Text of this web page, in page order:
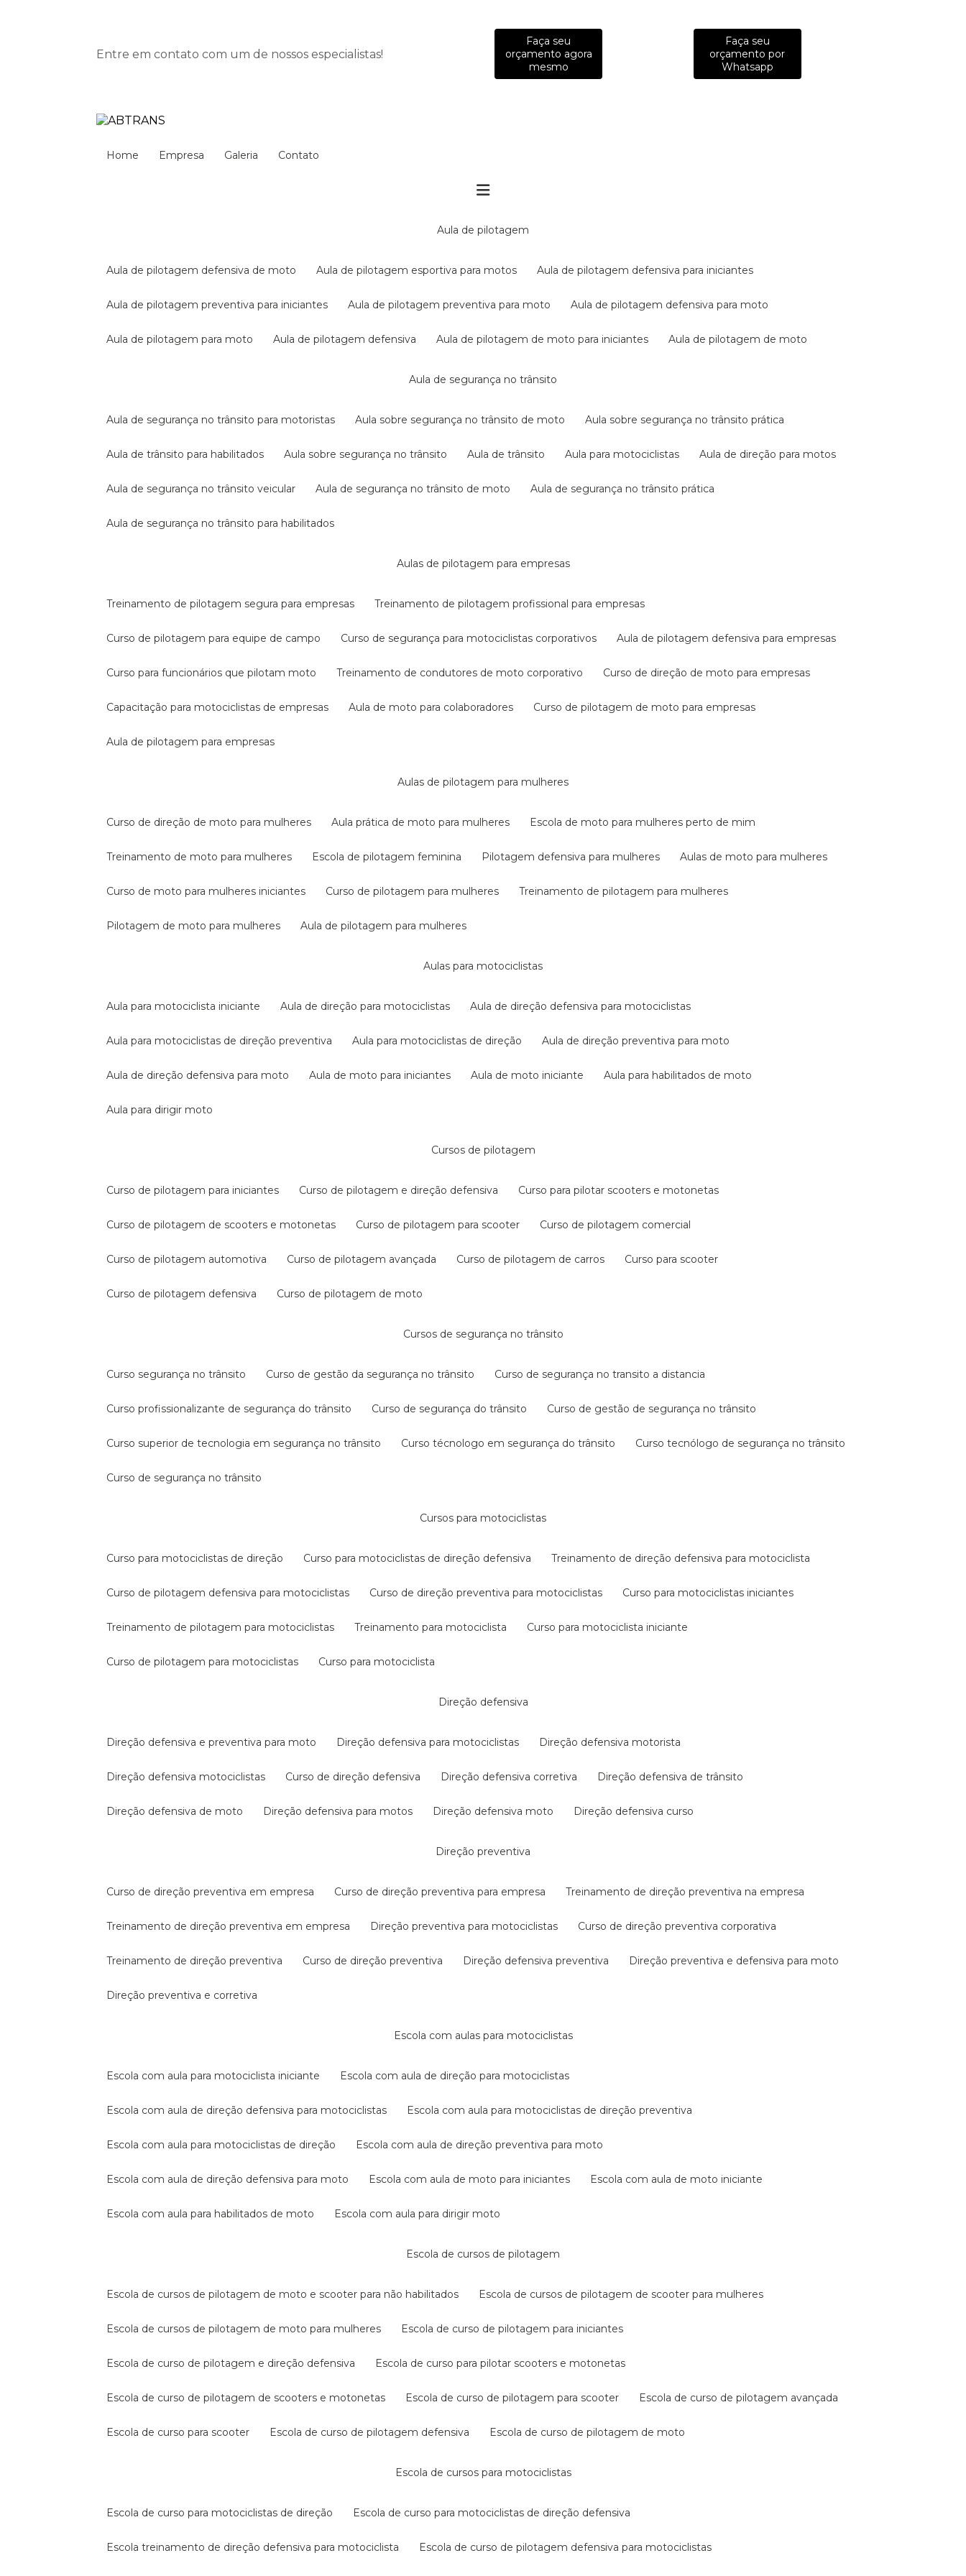
Entre em contato com um de nossos especialistas!
Faça seu
orçamento agora
mesmo
Faça seu
orçamento por
Whatsapp
Home Empresa Galeria Contato
aula de pilotagem
aula de pilotagem defensiva de moto aula de pilotagem esportiva para motos aula de pilotagem defensiva para iniciantes
aula de pilotagem preventiva para iniciantes aula de pilotagem preventiva para moto aula de pilotagem defensiva para moto
aula de pilotagem para moto aula de pilotagem defensiva aula de pilotagem de moto para iniciantes aula de pilotagem de moto
aula de segurança no trânsito
aula de segurança no trânsito para motoristas aula sobre segurança no trânsito de moto aula sobre segurança no trânsito prática
aula de trânsito para habilitados aula sobre segurança no trânsito aula de trânsito aula para motociclistas aula de direção para motos
aula de segurança no trânsito veicular aula de segurança no trânsito de moto aula de segurança no trânsito prática
aula de segurança no trânsito para habilitados
aulas de pilotagem para empresas
treinamento de pilotagem segura para empresas treinamento de pilotagem profissional para empresas
curso de pilotagem para equipe de campo curso de segurança para motociclistas corporativos aula de pilotagem defensiva para empresas
curso para funcionários que pilotam moto treinamento de condutores de moto corporativo curso de direção de moto para empresas
capacitação para motociclistas de empresas aula de moto para colaboradores curso de pilotagem de moto para empresas
aula de pilotagem para empresas
aulas de pilotagem para mulheres
curso de direção de moto para mulheres aula prática de moto para mulheres escola de moto para mulheres perto de mim
treinamento de moto para mulheres escola de pilotagem feminina pilotagem defensiva para mulheres aulas de moto para mulheres
curso de moto para mulheres iniciantes curso de pilotagem para mulheres treinamento de pilotagem para mulheres
pilotagem de moto para mulheres aula de pilotagem para mulheres
aulas para motociclistas
aula para motociclista iniciante aula de direção para motociclistas aula de direção defensiva para motociclistas
aula para motociclistas de direção preventiva aula para motociclistas de direção aula de direção preventiva para moto
aula de direção defensiva para moto aula de moto para iniciantes aula de moto iniciante aula para habilitados de moto
aula para dirigir moto
cursos de pilotagem
curso de pilotagem para iniciantes curso de pilotagem e direção defensiva curso para pilotar scooters e motonetas
curso de pilotagem de scooters e motonetas curso de pilotagem para scooter curso de pilotagem comercial
curso de pilotagem automotiva curso de pilotagem avançada curso de pilotagem de carros curso para scooter
curso de pilotagem defensiva curso de pilotagem de moto
cursos de segurança no trânsito
curso segurança no trânsito curso de gestão da segurança no trânsito curso de segurança no transito a distancia
curso profissionalizante de segurança do trânsito curso de segurança do trânsito curso de gestão de segurança no trânsito
curso superior de tecnologia em segurança no trânsito curso técnologo em segurança do trânsito curso tecnólogo de segurança no trânsito
curso de segurança no trânsito
cursos para motociclistas
curso para motociclistas de direção curso para motociclistas de direção defensiva treinamento de direção defensiva para motociclista
curso de pilotagem defensiva para motociclistas curso de direção preventiva para motociclistas curso para motociclistas iniciantes
treinamento de pilotagem para motociclistas treinamento para motociclista curso para motociclista iniciante
curso de pilotagem para motociclistas curso para motociclista
direção defensiva
direção defensiva e preventiva para moto direção defensiva para motociclistas direção defensiva motorista
direção defensiva motociclistas curso de direção defensiva direção defensiva corretiva direção defensiva de trânsito
direção defensiva de moto direção defensiva para motos direção defensiva moto direção defensiva curso
direção preventiva
curso de direção preventiva em empresa curso de direção preventiva para empresa treinamento de direção preventiva na empresa
treinamento de direção preventiva em empresa direção preventiva para motociclistas curso de direção preventiva corporativa
treinamento de direção preventiva curso de direção preventiva direção defensiva preventiva direção preventiva e defensiva para moto
direção preventiva e corretiva
escola com aulas para motociclistas
escola com aula para motociclista iniciante escola com aula de direção para motociclistas
escola com aula de direção defensiva para motociclistas escola com aula para motociclistas de direção preventiva
escola com aula para motociclistas de direção escola com aula de direção preventiva para moto
escola com aula de direção defensiva para moto escola com aula de moto para iniciantes escola com aula de moto iniciante
escola com aula para habilitados de moto escola com aula para dirigir moto
escola de cursos de pilotagem
escola de cursos de pilotagem de moto e scooter para não habilitados escola de cursos de pilotagem de scooter para mulheres
escola de cursos de pilotagem de moto para mulheres escola de curso de pilotagem para iniciantes
escola de curso de pilotagem e direção defensiva escola de curso para pilotar scooters e motonetas
escola de curso de pilotagem de scooters e motonetas escola de curso de pilotagem para scooter escola de curso de pilotagem avançada
escola de curso para scooter escola de curso de pilotagem defensiva escola de curso de pilotagem de moto
escola de cursos para motociclistas
escola de curso para motociclistas de direção escola de curso para motociclistas de direção defensiva
escola treinamento de direção defensiva para motociclista escola de curso de pilotagem defensiva para motociclistas